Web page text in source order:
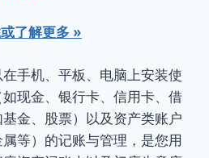
了解更多 »
在手机、平板、电脑上安装使
现金、银行卡、信用卡、借
金、股票）以及资产类账户
属等）的记账与管理，是您用